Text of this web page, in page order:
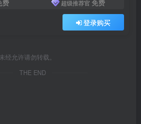
费 超级推荐官 免费
登录购买
经允许请勿转载。
THE END